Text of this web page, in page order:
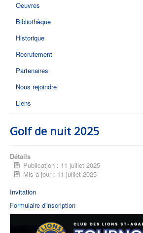
Oeuvres
Bibliothèque
Historique
Recrutement
Partenaires
Nous rejoindre
Liens
Golf de nuit 2025
Détails
Publication : 11 juillet 2025
Mis à jour : 11 juillet 2025
Invitation
Formulaire d'inscription